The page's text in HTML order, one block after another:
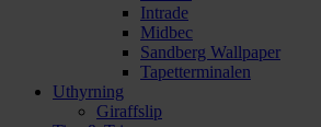
Intrade
Midbec
Sandberg Wallpaper
Tapetterminalen
Uthyrning
Giraffslip